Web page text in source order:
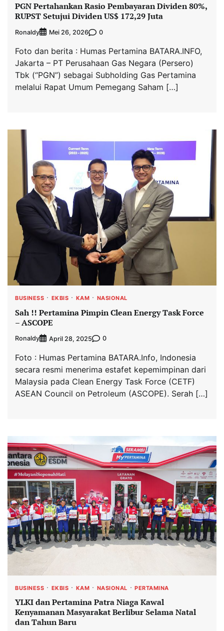
PGN Pertahankan Rasio Pembayaran Dividen 80%,
RUPST Setujui Dividen US$ 172,29 Juta
Ronaldy Mei 26, 2026 0
Foto dan berita : Humas Pertamina BATARA.INFO,
Jakarta – PT Perusahaan Gas Negara (Persero)
Tbk (“PGN”) sebagai Subholding Gas Pertamina
melalui Rapat Umum Pemegang Saham […]
BUSINESS EKBIS KAM NASIONAL
Sah !! Pertamina Pimpin Clean Energy Task Force
– ASCOPE
Ronaldy April 28, 2025 0
Foto : Humas Pertamina BATARA.Info, Indonesia
secara resmi menerima estafet kepemimpinan dari
Malaysia pada Clean Energy Task Force (CETF)
ASEAN Council on Petroleum (ASCOPE). Serah […]
BUSINESS EKBIS KAM NASIONAL PERTAMINA
YLKI dan Pertamina Patra Niaga Kawal
Kenyamanan Masyarakat Berlibur Selama Natal
dan Tahun Baru